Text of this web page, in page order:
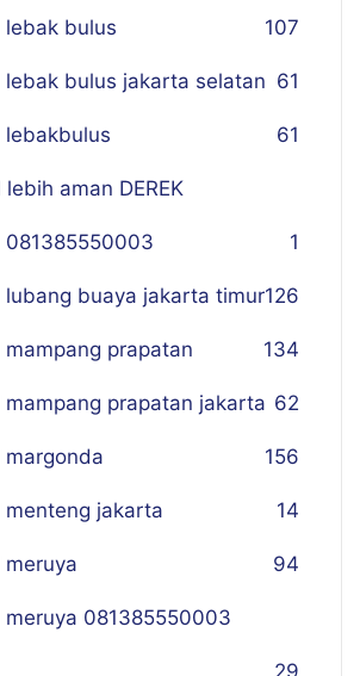
bulus 107
lebak bulus jakarta selatan 61
61
aman DEREK
081385550003 1
lubang buaya jakarta timur126
prapatan 134
prapatan jakarta 62
156
jakarta 14
94
081385550003
29